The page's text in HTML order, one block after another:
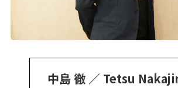
中島 徹 ／ Tetsu